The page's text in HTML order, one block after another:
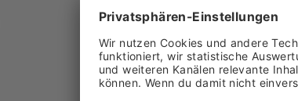
VIRGIN COLADA
918065
250,000 ML